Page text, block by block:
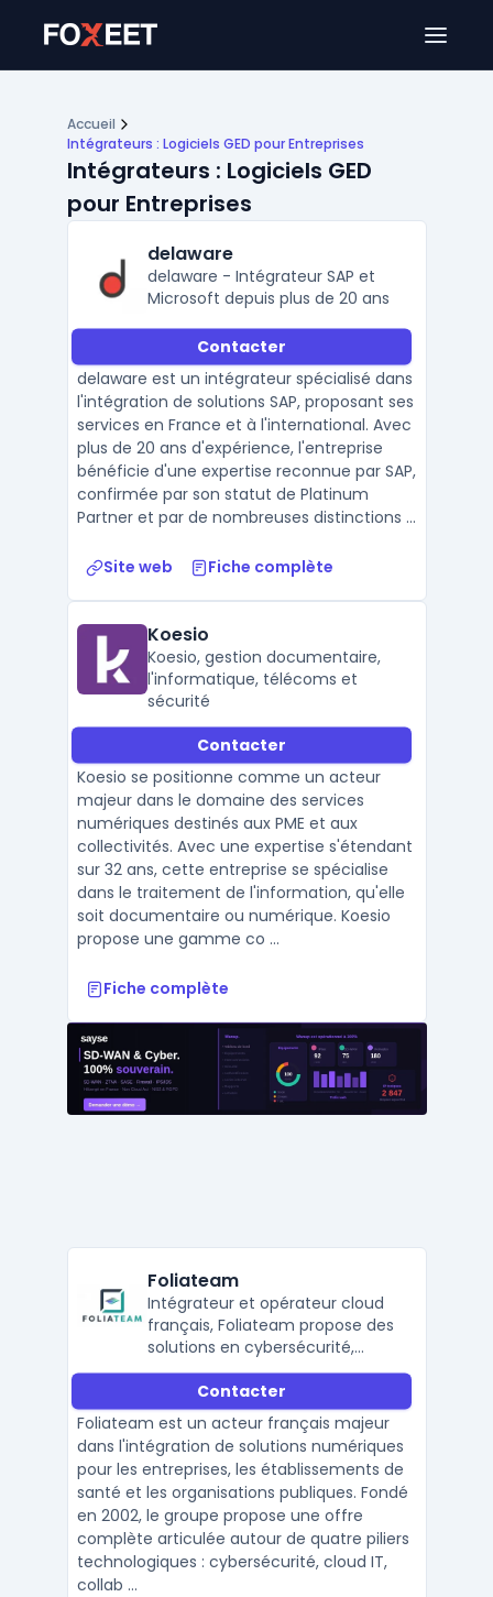
Accueil
Intégrateurs : Logiciels GED pour Entreprises
Intégrateurs : Logiciels GED
pour Entreprises
delaware
delaware - Intégrateur SAP et
Microsoft depuis plus de 20 ans
Contacter
delaware est un intégrateur spécialisé dans
l'intégration de solutions SAP, proposant ses
services en France et à l'international. Avec
plus de 20 ans d'expérience, l'entreprise
bénéficie d'une expertise reconnue par SAP,
confirmée par son statut de Platinum
Partner et par de nombreuses distinctions ...
Site web Fiche complète
Koesio
Koesio, gestion documentaire,
l'informatique, télécoms et
sécurité
Contacter
Koesio se positionne comme un acteur
majeur dans le domaine des services
numériques destinés aux PME et aux
collectivités. Avec une expertise s'étendant
sur 32 ans, cette entreprise se spécialise
dans le traitement de l'information, qu'elle
soit documentaire ou numérique. Koesio
propose une gamme co ...
Fiche complète
Foliateam
Intégrateur et opérateur cloud
français, Foliateam propose des
solutions en cybersécurité,
cloud IT, collaboration et
réseaux pour accompagner les
entreprises dans leur
transformation numérique.
Contacter
Foliateam est un acteur français majeur
dans l'intégration de solutions numériques
pour les entreprises, les établissements de
santé et les organisations publiques. Fondé
en 2002, le groupe propose une offre
complète articulée autour de quatre piliers
technologiques : cybersécurité, cloud IT,
collab ...